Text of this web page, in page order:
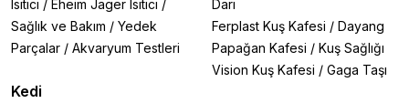
Isıtıcı / Eheim Jager Isıtıcı /
Sağlık ve Bakım / Yedek
Parçalar / Akvaryum Testleri
Kedi
Darı
Ferplast Kuş Kafesi / Dayang
Papağan Kafesi / Kuş Sağlığı
Vision Kuş Kafesi / Gaga Taşı